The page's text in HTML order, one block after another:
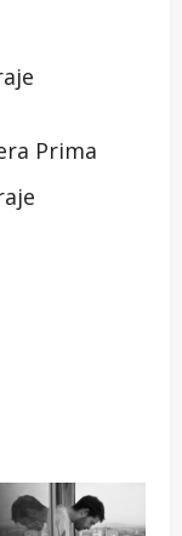
Prima